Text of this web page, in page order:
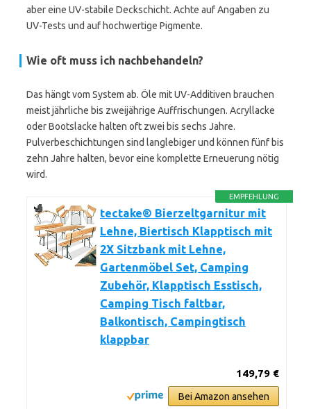
aber eine UV-stabile Deckschicht. Achte auf Angaben zu
UV-Tests und auf hochwertige Pigmente.
Wie oft muss ich nachbehandeln?
Das hängt vom System ab. Öle mit UV-Additiven brauchen
meist jährliche bis zweijährige Auffrischungen. Acryllacke
oder Bootslacke halten oft zwei bis sechs Jahre.
Pulverbeschichtungen sind langlebiger und können fünf bis
zehn Jahre halten, bevor eine komplette Erneuerung nötig
wird.
EMPFEHLUNG
tectake® Bierzeltgarnitur mit
Lehne, Biertisch Klapptisch mit
2X Sitzbank mit Lehne,
Gartenmöbel Set, Camping
Zubehör, Klapptisch Esstisch,
Camping Tisch faltbar,
Balkontisch, Campingtisch
klappbar
149,79 €
Bei Amazon ansehen